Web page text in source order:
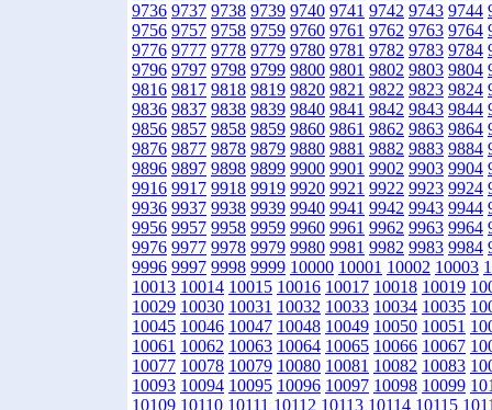
9736 9737 9738 9739 9740 9741 9742 9743 9744
9756 9757 9758 9759 9760 9761 9762 9763 9764
9776 9777 9778 9779 9780 9781 9782 9783 9784
9796 9797 9798 9799 9800 9801 9802 9803 9804
9816 9817 9818 9819 9820 9821 9822 9823 9824
9836 9837 9838 9839 9840 9841 9842 9843 9844
9856 9857 9858 9859 9860 9861 9862 9863 9864
9876 9877 9878 9879 9880 9881 9882 9883 9884
9896 9897 9898 9899 9900 9901 9902 9903 9904
9916 9917 9918 9919 9920 9921 9922 9923 9924
9936 9937 9938 9939 9940 9941 9942 9943 9944
9956 9957 9958 9959 9960 9961 9962 9963 9964
9976 9977 9978 9979 9980 9981 9982 9983 9984
9996 9997 9998 9999 10000 10001 10002 10003
10013 10014 10015 10016 10017 10018 10019
10029 10030 10031 10032 10033 10034 10035
10045 10046 10047 10048 10049 10050 10051
10061 10062 10063 10064 10065 10066 10067
10077 10078 10079 10080 10081 10082 10083
10093 10094 10095 10096 10097 10098 10099
10109 10110 10111 10112 10113 10114 10115